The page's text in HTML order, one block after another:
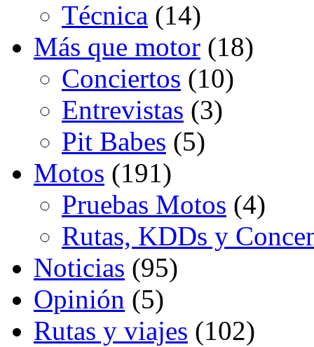
Técnica (14)
Más que motor (18)
Conciertos (10)
Entrevistas (3)
Pit Babes (5)
Motos (191)
Pruebas Motos (4)
Rutas, KDDs y
Noticias (95)
Opinión (5)
Rutas y viajes (102)